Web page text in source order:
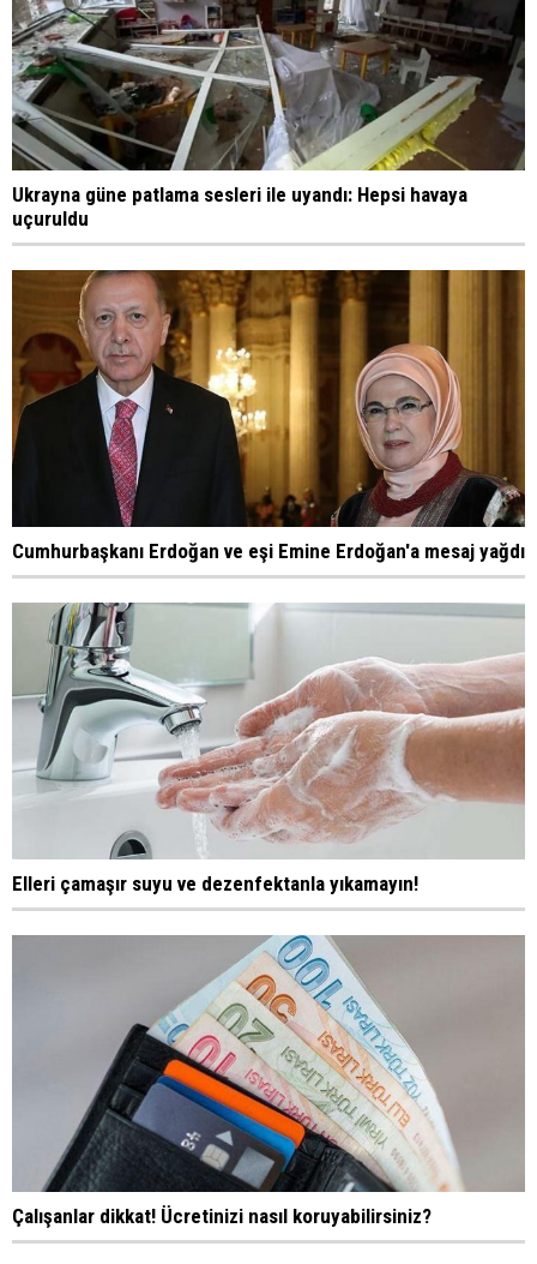
Ukrayna güne patlama sesleri ile uyandı: Hepsi havaya
uçuruldu
Cumhurbaşkanı Erdoğan ve eşi Emine Erdoğan'a mesaj yağdı
Elleri çamaşır suyu ve dezenfektanla yıkamayın!
Çalışanlar dikkat! Ücretinizi nasıl koruyabilirsiniz?